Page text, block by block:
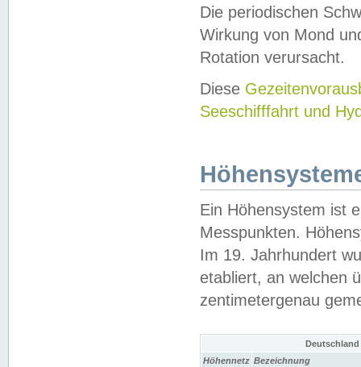
Die periodischen
Wirkung von Mond
Rotation verursacht.
Diese
Seeschifffahrt und
Ein Höhensystem ist
Messpunkten.
Im 19. Jahrhundert
etabliert, an welchen
zentimetergenau
Höhennetz Bezeichnung